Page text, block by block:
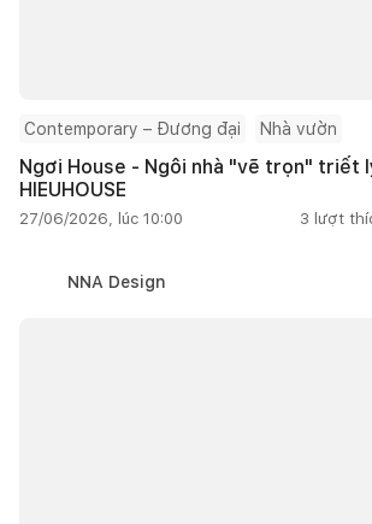
Contemporary – Đương đại Nhà vườn
Ngơi House - Ngôi nhà "vẽ trọn" triết
HIEUHOUSE
27/06/2026, lúc 10:00 3 lượt
NNA Design